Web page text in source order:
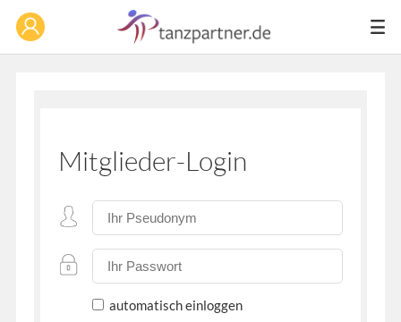
Mitglieder-Login
automatisch einloggen